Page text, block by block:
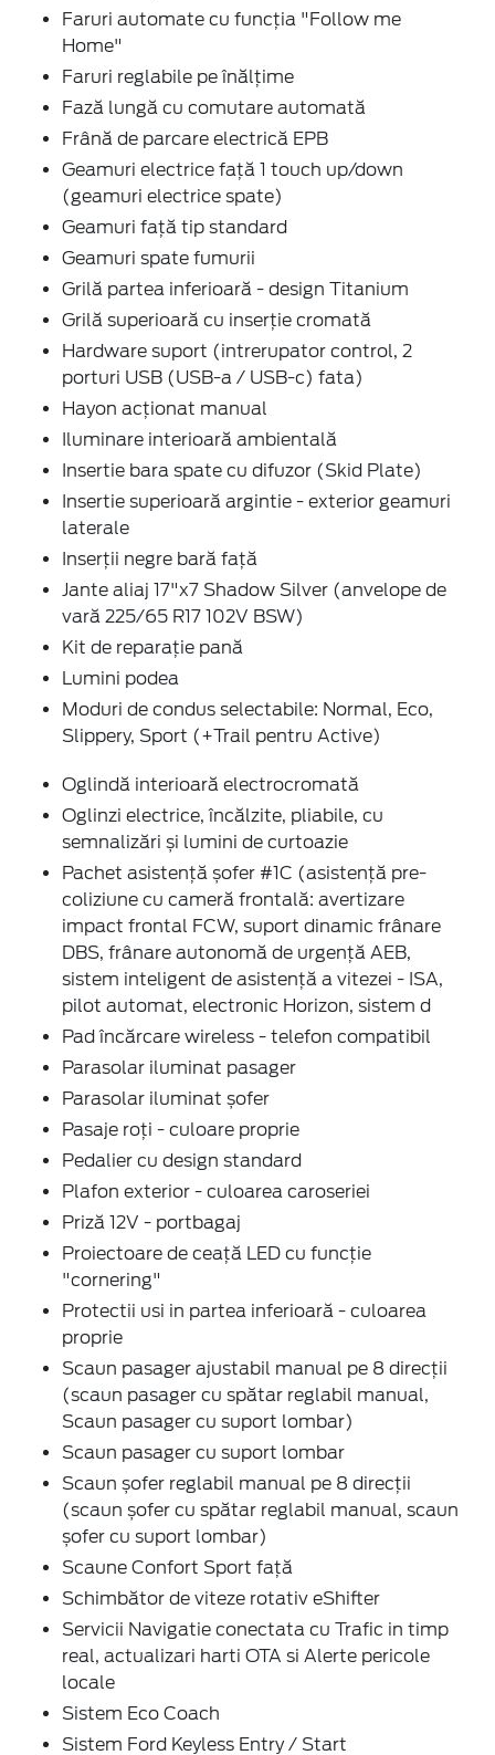
Faruri automate cu funcția "Follow me
Home"
Faruri reglabile pe înălțime
Fază lungă cu comutare automată
Frână de parcare electrică EPB
Geamuri electrice față 1 touch up/down
(geamuri electrice spate)
Geamuri față tip standard
Geamuri spate fumurii
Grilă partea inferioară - design Titanium
Grilă superioară cu inserție cromată
Hardware suport (intrerupator control, 2
porturi USB (USB-a / USB-c) fata)
Hayon acționat manual
Iluminare interioară ambientală
Insertie bara spate cu difuzor (Skid Plate)
Insertie superioară argintie - exterior geamuri
laterale
Inserții negre bară față
Jante aliaj 17"x7 Shadow Silver (anvelope de
vară 225/65 R17 102V BSW)
Kit de reparație pană
Lumini podea
Moduri de condus selectabile: Normal, Eco,
Slippery, Sport (+Trail pentru Active)
Oglindă interioară electrocromată
Oglinzi electrice, încălzite, pliabile, cu
semnalizări și lumini de curtoazie
Pachet asistență șofer #1C (asistență pre-
coliziune cu cameră frontală: avertizare
impact frontal FCW, suport dinamic frânare
DBS, frânare autonomă de urgență AEB,
sistem inteligent de asistență a vitezei - ISA,
pilot automat, electronic Horizon, sistem d
Pad încărcare wireless - telefon compatibil
Parasolar iluminat pasager
Parasolar iluminat șofer
Pasaje roți - culoare proprie
Pedalier cu design standard
Plafon exterior - culoarea caroseriei
Priză 12V - portbagaj
Proiectoare de ceață LED cu funcție
"cornering"
Protectii usi in partea inferioară - culoarea
proprie
Scaun pasager ajustabil manual pe 8 direcții
(scaun pasager cu spătar reglabil manual,
Scaun pasager cu suport lombar)
Scaun pasager cu suport lombar
Scaun șofer reglabil manual pe 8 direcții
(scaun șofer cu spătar reglabil manual, scaun
șofer cu suport lombar)
Scaune Confort Sport față
Schimbător de viteze rotativ eShifter
Servicii Navigatie conectata cu Trafic in timp
real, actualizari harti OTA si Alerte pericole
locale
Sistem Eco Coach
Sistem Ford Keyless Entry / Start